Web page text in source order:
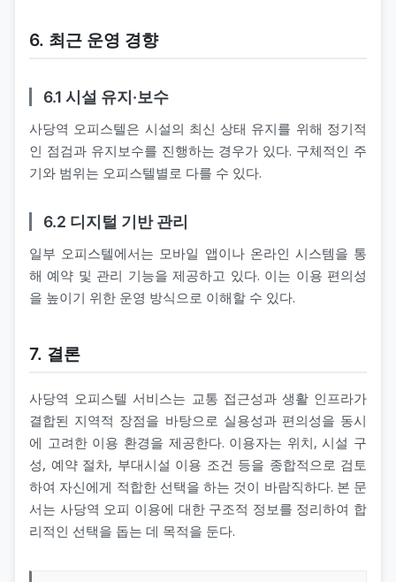
6. 최근 운영 경향
6.1 시설 유지·보수
사당역 오피스텔은 시설의 최신 상태 유지를 위해 정기적
인 점검과 유지보수를 진행하는 경우가 있다. 구체적인 주
기와 범위는 오피스텔별로 다를 수 있다.
6.2 디지털 기반 관리
일부 오피스텔에서는 모바일 앱이나 온라인 시스템을 통
해 예약 및 관리 기능을 제공하고 있다. 이는 이용 편의성
을 높이기 위한 운영 방식으로 이해할 수 있다.
7. 결론
사당역 오피스텔 서비스는 교통 접근성과 생활 인프라가
결합된 지역적 장점을 바탕으로 실용성과 편의성을 동시
에 고려한 이용 환경을 제공한다. 이용자는 위치, 시설 구
성, 예약 절차, 부대시설 이용 조건 등을 종합적으로 검토
하여 자신에게 적합한 선택을 하는 것이 바람직하다. 본 문
서는 사당역 오피 이용에 대한 구조적 정보를 정리하여 합
리적인 선택을 돕는 데 목적을 둔다.